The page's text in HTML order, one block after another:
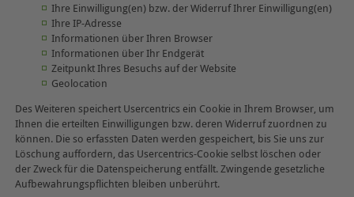
Ihre Einwilligung(en) bzw. der Widerruf Ihrer Einwilligung(en)
Ihre IP-Adresse
Informationen über Ihren Browser
Informationen über Ihr Endgerät
Zeitpunkt Ihres Besuchs auf der Website
Geolocation
Des Weiteren speichert Usercentrics ein Cookie in Ihrem Browser, um
Ihnen die erteilten Einwilligungen bzw. deren Widerruf zuordnen zu
können. Die so erfassten Daten werden gespeichert, bis Sie uns zur
Löschung auffordern, das Usercentrics-Cookie selbst löschen oder
der Zweck für die Datenspeicherung entfällt. Zwingende gesetzliche
Aufbewahrungspflichten bleiben unberührt.